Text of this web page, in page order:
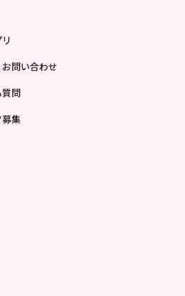
問い合わせ
問
集